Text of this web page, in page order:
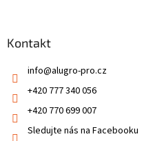
Kontakt
info@alugro-pro.cz
+420 777 340 056
+420 770 699 007
Sledujte nás na Facebooku